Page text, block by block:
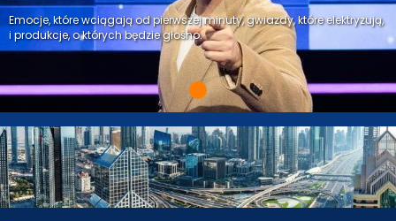
Emocje, które wciągają od pierwszej minuty, gwiazdy, które elektryzują,
i produkcje, o których będzie głośno.